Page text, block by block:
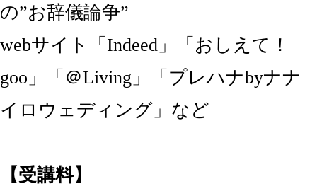
の”お辞儀論争”
webサイト「Indeed」「おしえて！
goo」「＠Living」「プレハナbyナナ
イロウェディング」など
【受講料】